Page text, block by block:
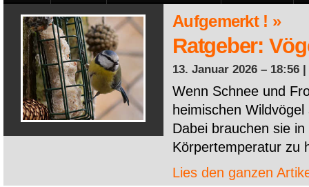
Aufgemerkt ! »
Ratgeber:
13. Januar 2026 – 18:56 |
Wenn Schnee und
heimischen
Dabei brauchen sie
Körpertemperatur zu
Lies den ganzen